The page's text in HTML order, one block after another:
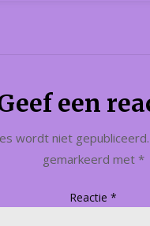
een
wordt niet gepubliceerd.
gemarkeerd met *
Reactie *